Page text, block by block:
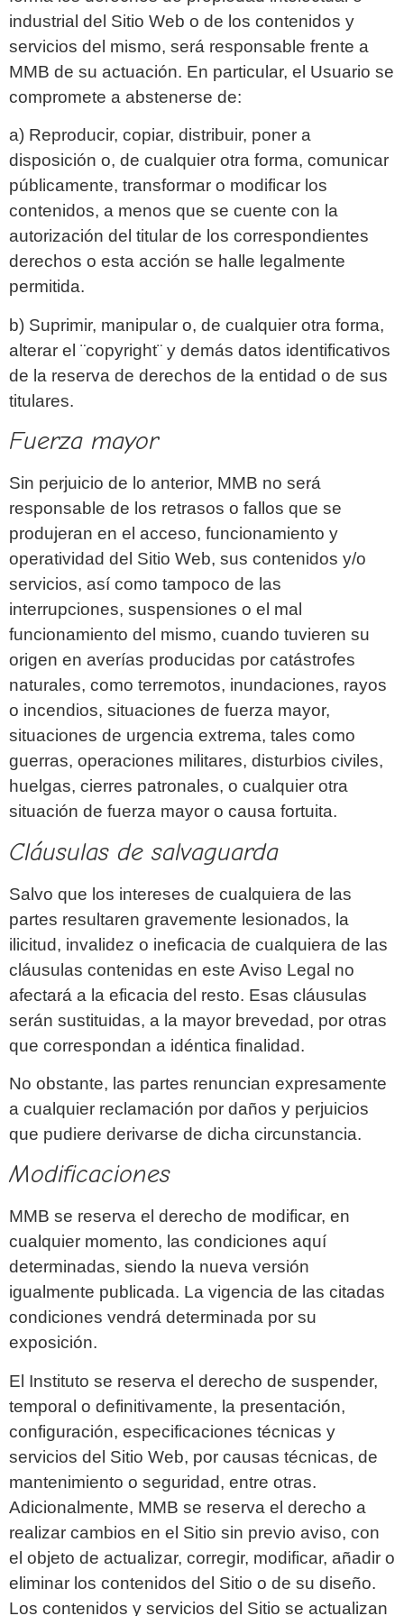
industrial del Sitio Web o de los contenidos y
servicios del mismo, será responsable frente a
MMB de su actuación. En particular, el Usuario se
compromete a abstenerse de:
a) Reproducir, copiar, distribuir, poner a
disposición o, de cualquier otra forma, comunicar
públicamente, transformar o modificar los
contenidos, a menos que se cuente con la
autorización del titular de los correspondientes
derechos o esta acción se halle legalmente
permitida.
b) Suprimir, manipular o, de cualquier otra forma,
alterar el ¨copyright¨ y demás datos identificativos
de la reserva de derechos de la entidad o de sus
titulares.
Fuerza mayor
Sin perjuicio de lo anterior, MMB no será
responsable de los retrasos o fallos que se
produjeran en el acceso, funcionamiento y
operatividad del Sitio Web, sus contenidos y/o
servicios, así como tampoco de las
interrupciones, suspensiones o el mal
funcionamiento del mismo, cuando tuvieren su
origen en averías producidas por catástrofes
naturales, como terremotos, inundaciones, rayos
o incendios, situaciones de fuerza mayor,
situaciones de urgencia extrema, tales como
guerras, operaciones militares, disturbios civiles,
huelgas, cierres patronales, o cualquier otra
situación de fuerza mayor o causa fortuita.
Cláusulas de salvaguarda
Salvo que los intereses de cualquiera de las
partes resultaren gravemente lesionados, la
ilicitud, invalidez o ineficacia de cualquiera de las
cláusulas contenidas en este Aviso Legal no
afectará a la eficacia del resto. Esas cláusulas
serán sustituidas, a la mayor brevedad, por otras
que correspondan a idéntica finalidad.
No obstante, las partes renuncian expresamente
a cualquier reclamación por daños y perjuicios
que pudiere derivarse de dicha circunstancia.
Modificaciones
MMB se reserva el derecho de modificar, en
cualquier momento, las condiciones aquí
determinadas, siendo la nueva versión
igualmente publicada. La vigencia de las citadas
condiciones vendrá determinada por su
exposición.
El Instituto se reserva el derecho de suspender,
temporal o definitivamente, la presentación,
configuración, especificaciones técnicas y
servicios del Sitio Web, por causas técnicas, de
mantenimiento o seguridad, entre otras.
Adicionalmente, MMB se reserva el derecho a
realizar cambios en el Sitio sin previo aviso, con
el objeto de actualizar, corregir, modificar, añadir o
eliminar los contenidos del Sitio o de su diseño.
Los contenidos y servicios del Sitio se actualizan